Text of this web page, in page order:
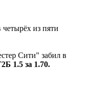
из пяти
Сити" забил в
1.5 за 1.70.